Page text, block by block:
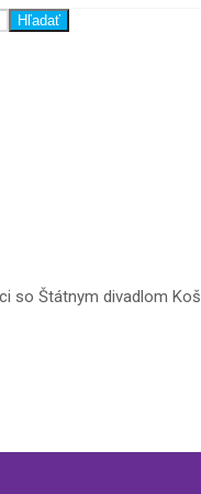
Hľadať
so Štátnym divadlom